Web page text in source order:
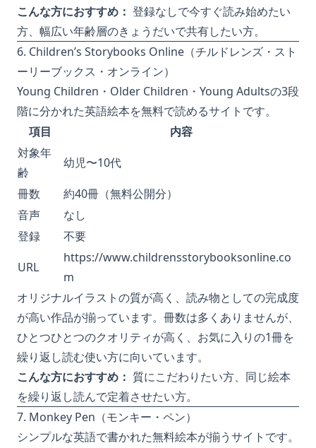
こんな方におすすめ： 登録なしで今すぐ読み始めたい
方、幅広い年齢層のきょうだいで共有したい方。
6. Children’s Storybooks Online（チルドレンズ・スト
ーリーブックス・オンライン）
Young Children・Older Children・Young Adultsの3段
階に分かれた英語絵本を無料で読めるサイトです。
項目
内容
対象年
齢
幼児〜10代
冊数
約40冊（無料公開分）
音声
なし
登録
不要
URL
https://www.childrensstorybooksonline.co
m
オリジナルイラストの質が高く、読み物としての完成度
が高い作品が揃っています。冊数は多くありませんが、
ひとつひとつのクオリティが高く、お気に入りの1冊を
繰り返し読む使い方に向いています。
こんな方におすすめ： 質にこだわりたい方、同じ絵本
を繰り返し読んで定着させたい方。
7. Monkey Pen（モンキー・ペン）
シンプルな英語で書かれた無料絵本が揃うサイトです。